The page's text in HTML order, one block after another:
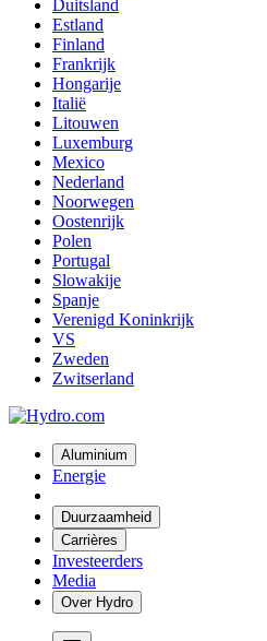
Duitsland
Estland
Finland
Frankrijk
Hongarije
Italië
Litouwen
Luxemburg
Mexico
Nederland
Noorwegen
Oostenrijk
Polen
Portugal
Slowakije
Spanje
Verenigd Koninkrijk
VS
Zweden
Zwitserland
Aluminium
Energie
Duurzaamheid
Carrières
Investeerders
Media
Over Hydro